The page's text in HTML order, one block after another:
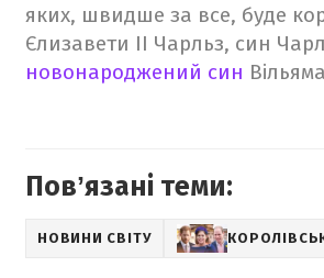
яких, швидше за все, буде
Єлизавети ІІ Чарльз, син
новонароджений син
Повʼязані теми:
НОВИНИ СВІТУ